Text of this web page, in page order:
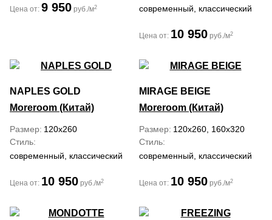
Цена от: 9 950 руб./м2
современный, классический
Цена от: 10 950 руб./м2
NAPLES GOLD
Moreroom (Китай)
Размер 120x260
Стиль
современный, классический
Цена от: 10 950 руб./м2
MIRAGE BEIGE
Moreroom (Китай)
Размер 120x260, 160x320
Стиль
современный, классический
Цена от: 10 950 руб./м2